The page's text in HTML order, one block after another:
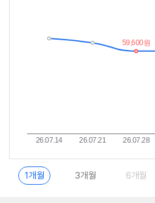
란?
1개월 3개월 6개월